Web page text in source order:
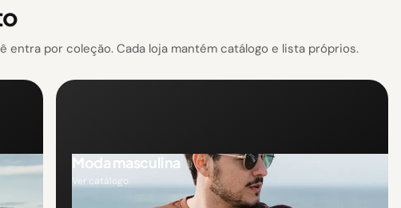
entra por coleção. Cada loja mantém catálogo e lista próprios.
Moda masculina
Ver catálogo